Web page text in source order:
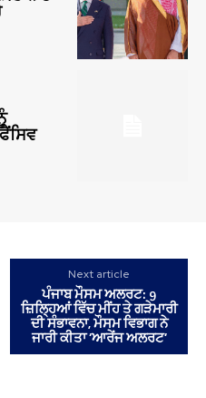
Next article
ਪੰਜਾਬ ਮੌਸਮ ਅਲਰਟ: 9
ਜ਼ਿਲ੍ਹਿਆਂ ਵਿੱਚ ਮੀਂਹ ਤੇ ਗੜੇਮਾਰੀ
ਦੀ ਸੰਭਾਵਨਾ, ਮੌਸਮ ਵਿਭਾਗ ਨੇ
ਜਾਰੀ ਕੀਤਾ ‘ਆਰੇਂਜ ਅਲਰਟ’